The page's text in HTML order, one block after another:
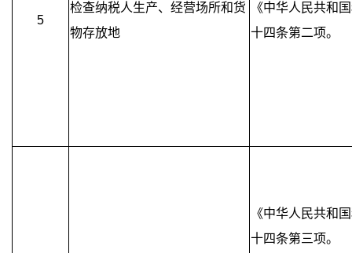
5
检查纳税人生产、经营场所和货
物存放地
《中华人民共和
十四条第二项。
《中华人民共和
十四条第三项。